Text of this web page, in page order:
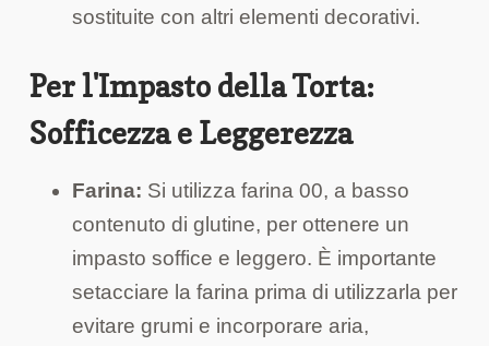
sostituite con altri elementi decorativi.
Per l'Impasto della Torta:
Sofficezza e Leggerezza
Farina: Si utilizza farina 00, a basso
contenuto di glutine, per ottenere un
impasto soffice e leggero. È importante
setacciare la farina prima di utilizzarla per
evitare grumi e incorporare aria,